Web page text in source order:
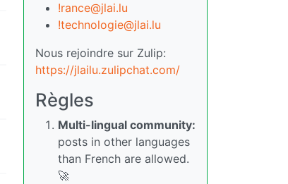
!rance@jlai.lu
!technologie@jlai.lu
Nous rejoindre sur Zulip:
https://jlailu.zulipchat.com/
Règles
Multi-lingual community:
posts in other languages
than French are allowed.
🚀